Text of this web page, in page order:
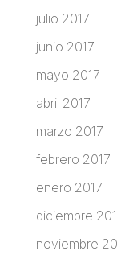
julio 2017
junio 2017
mayo 2017
abril 2017
marzo 2017
febrero 2017
enero 2017
diciembre
noviembre